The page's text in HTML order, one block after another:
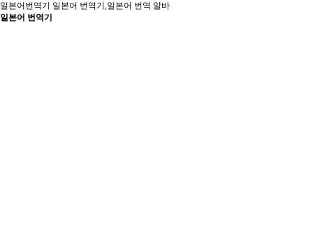
일본어번역기 일본어 번역기,일본어 번역 알바
일본어 번역기